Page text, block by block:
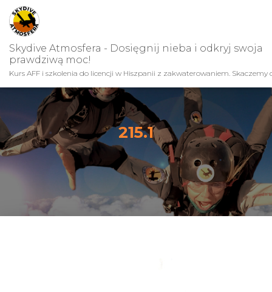
Skydive Atmosfera - Dosięgnij nieba i odkryj swoja
prawdziwą moc!
Kurs AFF i szkolenia do licencji w Hiszpanii z zakwaterowaniem. Skaczemy
215.1